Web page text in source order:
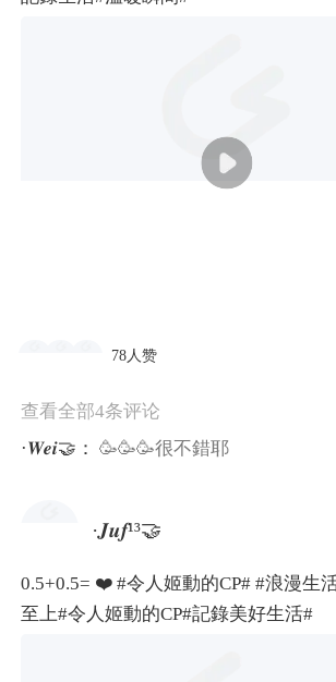
78人赞
查看全部4条评论
·𝑾𝒆𝒊🤝：🥳🥳🥳很不錯耶
·𝑱𝒖𝒇¹³🤝
0.5+0.5= ❤️#令人姬動的CP# #浪漫生
至上#令人姬動的CP#記錄美好生活#